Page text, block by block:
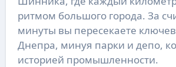
ритмом большого города. За
минуты вы пересекаете
Днепра, минуя парки и депо,
историей промышленности.